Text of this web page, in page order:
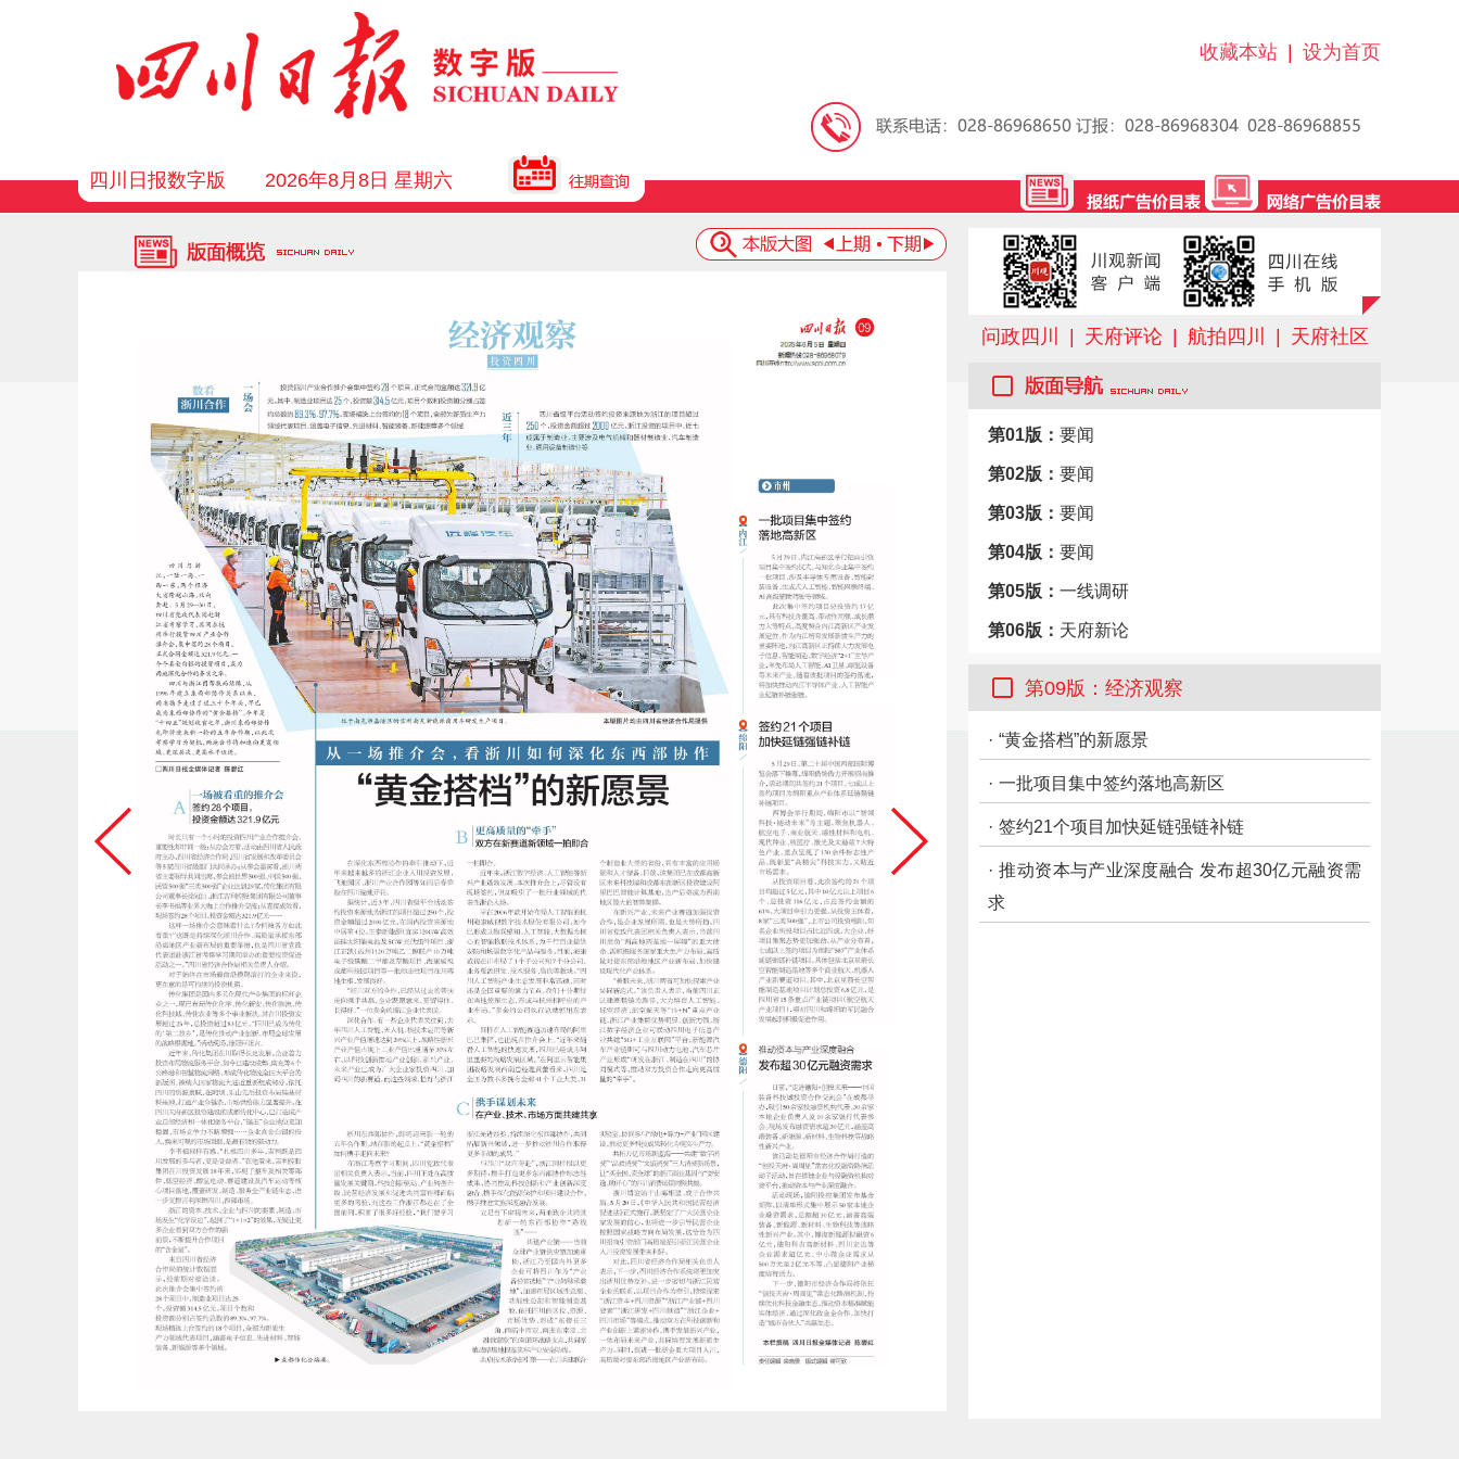
四川日报数字版 2026年8月8日 星期六
收藏本站 设为首页
问政四川 天府评论 航拍四川 天府社区
第01版： 要闻
第02版： 要闻
第03版： 要闻
第04版： 要闻
第05版： 一线调研
第06版： 天府新论
第08版：市州观察·雅安
第09版：经济观察
第10版：民生观察
第11版：天下
第12版：公益广告
第09版：经济观察
· “黄金搭档”的新愿景
· 一批项目集中签约落地高新区
· 签约21个项目加快延链强链补链
· 推动资本与产业深度融合 发布超30亿元融资需
求